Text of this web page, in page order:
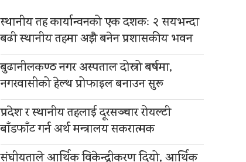
स्थानीय तह कार्यान्वनको एक दशकः २ सयभन्दा
बढी स्थानीय तहमा अझै बनेन प्रशासकीय भवन
बुढानीलकण्ठ नगर अस्पताल दोस्रो बर्षमा,
नगरवासीको हेल्थ प्रोफाइल बनाउन सुरू
प्रदेश र स्थानीय तहलाई दूरसञ्चार रोयल्टी
बाँडफाँट गर्न अर्थ मन्त्रालय सकरात्मक